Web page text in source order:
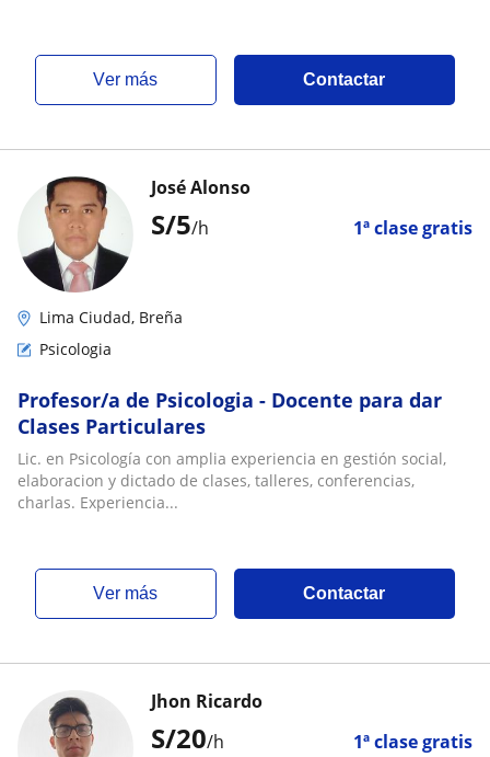
ver más Contactar
S/5/h 1ª clase gratis
José Alonso
Lima Ciudad, Breña
Psicologia
Profesor/a de Psicologia - Docente para dar
Clases Particulares
Lic. en Psicología con amplia experiencia en gestión social,
elaboracion y dictado de clases, talleres, conferencias,
charlas. Experiencia...
ver más Contactar
S/20/h 1ª clase gratis
Jhon Ricardo